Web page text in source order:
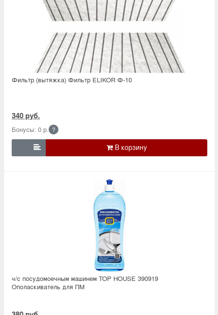
Фильтр (вытяжка) Фильтр ELIKOR Ф-10
340 руб.
Бонусы: 0 р. ?

ч/с посудомоечным машинем TOP HOUSE 390919
Ополаскиватель для ПМ